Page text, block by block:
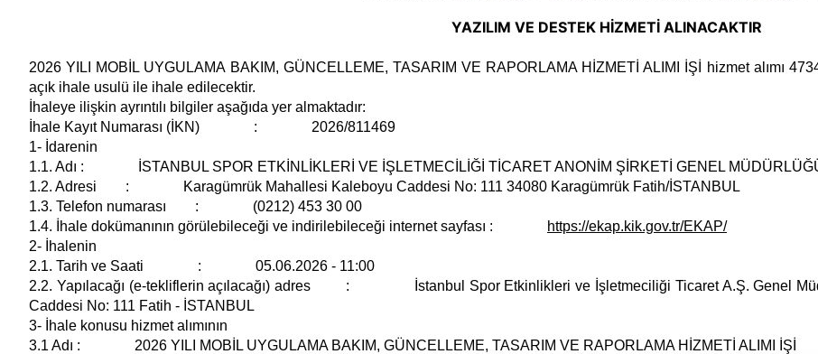
YAZILIM VE DESTEK HİZMETİ ALINACAKTIR
2026 YILI MOBİL UYGULAMA BAKIM, GÜNCELLEME, TASARIM VE RAPORLAMA HİZMETİ ALIMI İŞİ hizmet alımı
açık ihale usulü ile ihale edilecektir.
İhaleye ilişkin ayrıntılı bilgiler aşağıda yer almaktadır:
İhale Kayıt Numarası (İKN) : 2026/811469
1- İdarenin
1.1. Adı : İSTANBUL SPOR ETKİNLİKLERİ VE İŞLETMECİLİĞİ TİCARET ANONİM ŞİRKETİ GENEL
1.2. Adresi : Karagümrük Mahallesi Kaleboyu Caddesi No: 111 34080 Karagümrük Fatih/İSTANBUL
1.3. Telefon numarası : (0212) 453 30 00
1.4. İhale dokümanının görülebileceği ve indirilebileceği internet sayfası :
https://ekap.kik.gov.tr/EKAP/
2- İhalenin
2.1. Tarih ve Saati : 05.06.2026 - 11:00
2.2. Yapılacağı (e-tekliflerin açılacağı) adres : İstanbul Spor Etkinlikleri ve İşletmeciliği Ticaret A.Ş. Genel
Caddesi No: 111 Fatih - İSTANBUL
3- İhale konusu hizmet alımının
3.1 Adı : 2026 YILI MOBİL UYGULAMA BAKIM, GÜNCELLEME, TASARIM VE RAPORLAMA HİZMETİ ALIMI İŞİ